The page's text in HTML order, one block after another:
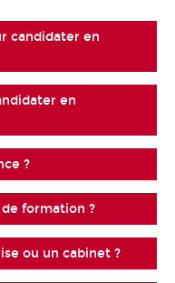
candidater en
en
?
formation ?
ou un cabinet ?